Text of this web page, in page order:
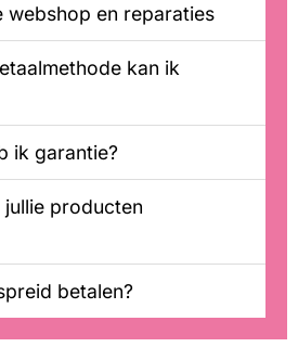
webshop en reparaties
kan ik
ik garantie?
producten
betalen?